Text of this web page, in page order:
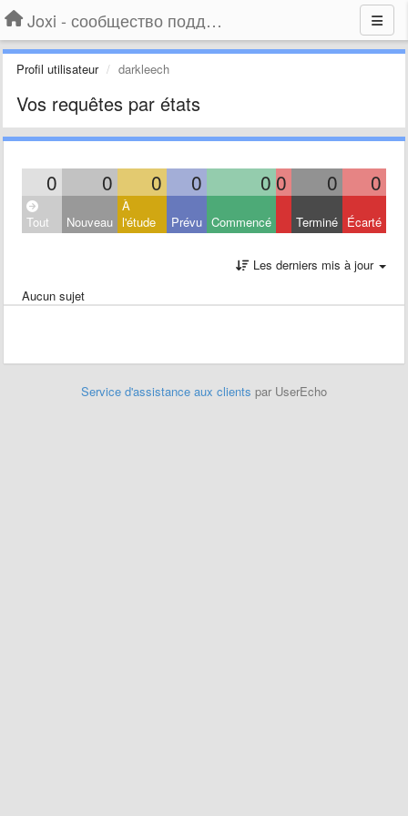
Joxi - сообщество поддержки
Profil utilisateur darkleech
Vos requêtes par états
0 0 0 0 0 0 0 0
Tout Nouveau
À
l'étude
Prévu Commencé Terminé Écarté
Les derniers mis à jour
Aucun sujet
Service d'assistance aux clients par UserEcho